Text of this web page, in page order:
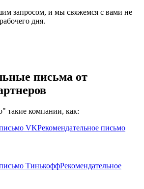
запросом, и мы свяжемся с вами не
дня.
письма от
такие компании, как:
Рекомендательное письмо
Рекомендательное